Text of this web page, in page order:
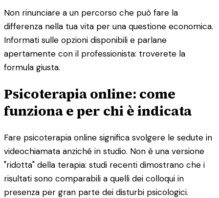
Non rinunciare a un percorso che può fare la
differenza nella tua vita per una questione economica.
Informati sulle opzioni disponibili e parlane
apertamente con il professionista: troverete la
formula giusta.
Psicoterapia online: come
funziona e per chi è indicata
Fare psicoterapia online significa svolgere le sedute in
videochiamata anziché in studio. Non è una versione
"ridotta" della terapia: studi recenti dimostrano che i
risultati sono comparabili a quelli dei colloqui in
presenza per gran parte dei disturbi psicologici.